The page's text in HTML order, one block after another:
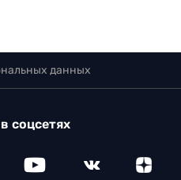
данных
соцсетях